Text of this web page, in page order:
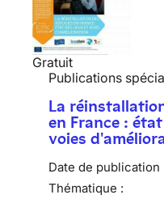
Gratuit
Publications
La
en France :
voies
Date de publication
Thématique :